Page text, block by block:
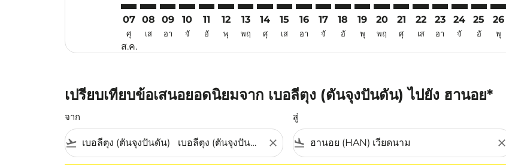
07
ศุ
ส.ค.
08
เส
09
อา
10
จั
11
อั
12
พุ
13
พฤ
14
ศุ
15
เส
16
อา
17
จั
18
อั
19
พุ
20
พฤ
21
ศุ
22
เส
23
อา
24
จั
25
อั
26
พุ
เปรียบเทียบข้อเสนอยอดนิยมจาก เบอลีตุง (ตันจุงปันดัน) ไปยัง ฮานอย*
จาก
flight_takeoff close
สู่
flight_land close